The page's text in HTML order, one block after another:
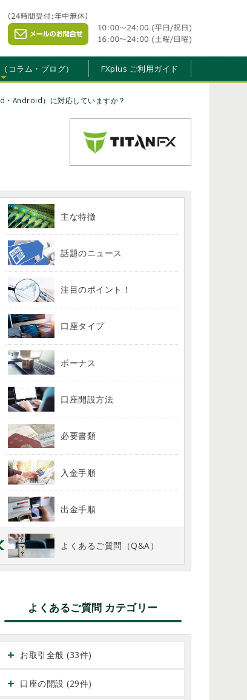
コラム・ブログ） FXplus ご利用ガイド
・Android）に対応していますか？
主な特徴
話題のニュース
注目のポイント！
口座タイプ
ボーナス
口座開設方法
必要書類
入金手順
出金手順
よくあるご質問（Q&A）
よくあるご質問 カテゴリー
お取引全般 (33件)
口座の開設 (29件)